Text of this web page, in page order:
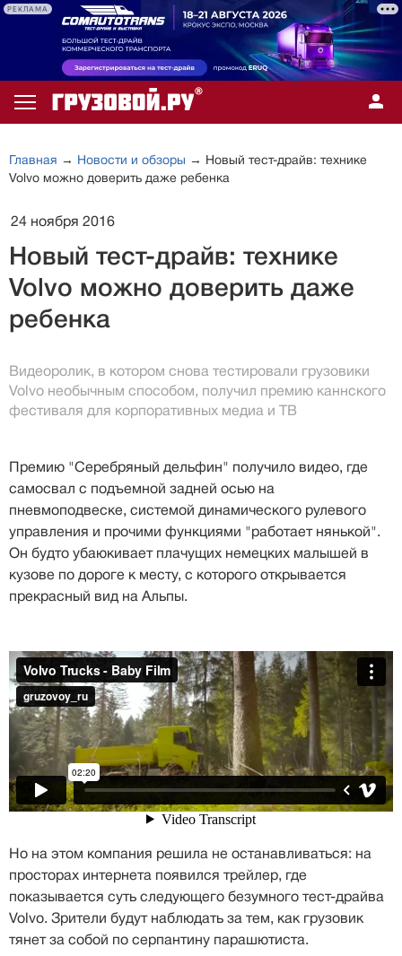
РЕКЛАМА
Главная → Новости и обзоры → Новый тест-драйв: технике
Volvo можно доверить даже ребенка
24 ноября 2016
Новый тест-драйв: технике
Volvo можно доверить даже
ребенка
Видеоролик, в котором снова тестировали грузовики
Volvo необычным способом, получил премию каннского
фестиваля для корпоративных медиа и ТВ
Премию "Серебряный дельфин" получило видео, где
самосвал с подъемной задней осью на
пневмоподвеске, системой динамического рулевого
управления и прочими функциями "работает нянькой".
Он будто убаюкивает плачущих немецких малышей в
кузове по дороге к месту, с которого открывается
прекрасный вид на Альпы.
Но на этом компания решила не останавливаться: на
просторах интернета появился трейлер, где
показывается суть следующего безумного тест-драйва
Volvo. Зрители будут наблюдать за тем, как грузовик
тянет за собой по серпантину парашютиста.